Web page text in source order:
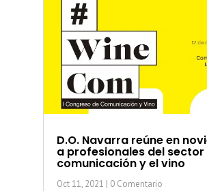
D.O. Navarra reúne en
a profesionales del sector
comunicación y el vino
Oct 11, 2021 | 0 Comentario